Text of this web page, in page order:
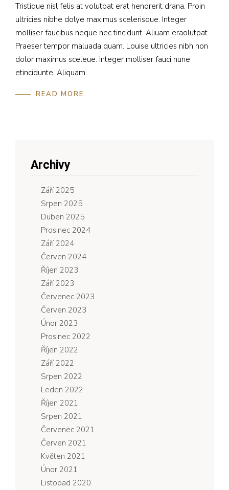
Tristique nisl felis at volutpat erat hendrerit drana. Proin
ultricies nibhe dolye maximus scelerisque. Integer
molliser faucibus neque nec tincidunt. Aliuam eraolutpat.
Praeser tempor maluada quam. Louise ultricies nibh non
dolor maximus sceleue. Integer molliser fauci nune
etincidunte. Aliquam...
READ MORE
Archivy
Září 2025
Srpen 2025
Duben 2025
Prosinec 2024
Září 2024
Červen 2024
Říjen 2023
Září 2023
Červenec 2023
Červen 2023
Únor 2023
Prosinec 2022
Říjen 2022
Září 2022
Srpen 2022
Leden 2022
Říjen 2021
Srpen 2021
Červenec 2021
Červen 2021
Květen 2021
Únor 2021
Listopad 2020